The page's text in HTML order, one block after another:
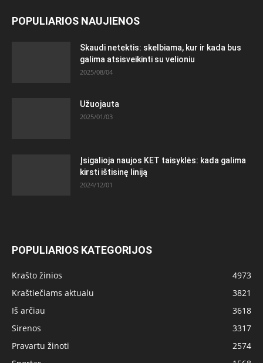
POPULIARIOS NAUJIENOS
Skaudi netektis: skelbiama, kur ir kada bus
galima atsisveikinti su velioniu
2025/08/04
Užuojauta
2025/01/03
Įsigalioja naujos KET taisyklės: kada galima
kirsti ištisinę liniją
2024/12/01
POPULIARIOS KATEGORIJOS
Krašto žinios
4973
Kraštiečiams aktualu
3821
Iš arčiau
3618
Sirenos
3317
Pravartu žinoti
2574